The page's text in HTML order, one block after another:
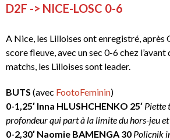
D2F -> NICE-LOSC 0-6
A Nice, les Lilloises ont enregistré, après
score fleuve, avec un sec 0-6 chez
matchs, les Lilloises sont leader.
BUTS (avec FootoFeminin)
0-1,25′ Inna HLUSHCHENKO 25′ Piette
profondeur qui part à la limite du hors-jeu
0-2,30′ Naomie BAMENGA 30 Policnik